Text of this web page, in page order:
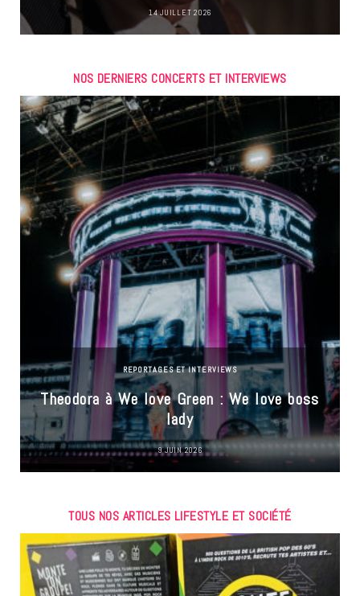
14 JUILLET 2026
NOS DERNIERS CONCERTS ET INTERVIEWS
REPORTAGES ET INTERVIEWS
Theodora à We love Green : We love boss
lady
9 JUIN 2026
TOUS NOS ARTICLES LIFESTYLE ET SOCIÉTÉ